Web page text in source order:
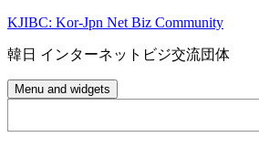
Skip
content
KJIBC: Kor-Jpn Net Biz Community
韓日 インターネットビジ交流団体
Menu and widgets